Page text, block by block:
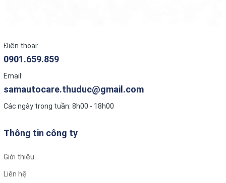
Điện thoại:
0901.659.859
Email:
samautocare.thuduc@gmail.com
Các ngày trong tuần: 8h00 - 18h00
Thông tin công ty
Giới thiệu
Liên hệ